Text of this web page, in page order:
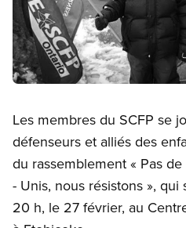
Les membres du SCFP se
défenseurs et alliés des
du rassemblement « Pas
- Unis, nous résistons », qui
20 h, le 27 février, au